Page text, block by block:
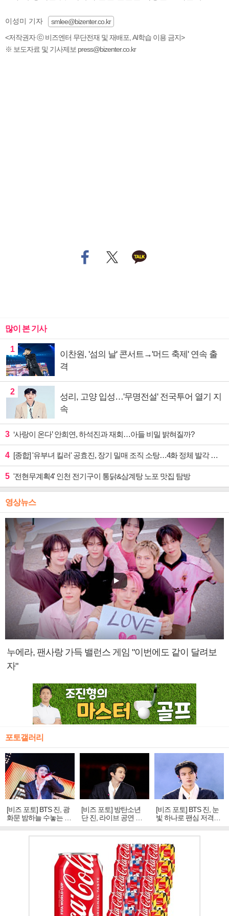
이성미 기자
smlee@bizenter.co.kr
<저작권자 ⓒ 비즈엔터 무단전재 및 재배포, AI학습 이용 금지>
※ 보도자료 및 기사제보 press@bizenter.co.kr
많이 본 기사
1
이찬원, '섬의 날' 콘서트→'머드 축제' 연속 출
격
2
성리, 고양 입성…'무명전설' 전국투어 열기 지
속
3 ‘사랑이 온다’ 안희연, 하석진과 재회…아들 비밀 밝혀질까?
4 [종합] '유부녀 킬러' 공효진, 장기 밀매 조직 소탕…4화 정체 발각 위기 예고
5 '전현무계획4' 인천 전기구이 통닭&삼계탕 노포 맛집 탐방
영상뉴스
누에라, 팬사랑 가득 밸런스 게임 "이번에도 같이 달려보
자"
포토갤러리
[비즈 포토] BTS 진, 광
화문 밤하늘 수놓는 '비
주얼 킹'의 열창
[비즈 포토] 방탄소년
단 진, 라이브 공연 중
빛나는 독보적 아우라
[비즈 포토] BTS 진, 눈
빛 하나로 팬심 저격…
독보적 카리스마